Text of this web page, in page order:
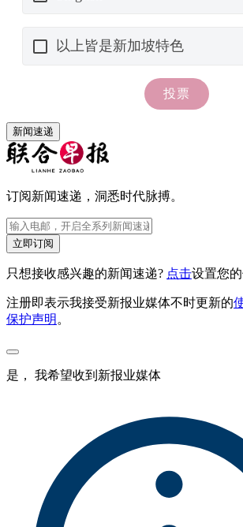
新闻速递
订阅新闻速递，洞悉时代脉搏。
立即订阅
只想接收感兴趣的新闻速递? 点击设置您的
注册即表示我接受新报业媒体不时更新的
保护声明 。
是， 我希望收到新报业媒体